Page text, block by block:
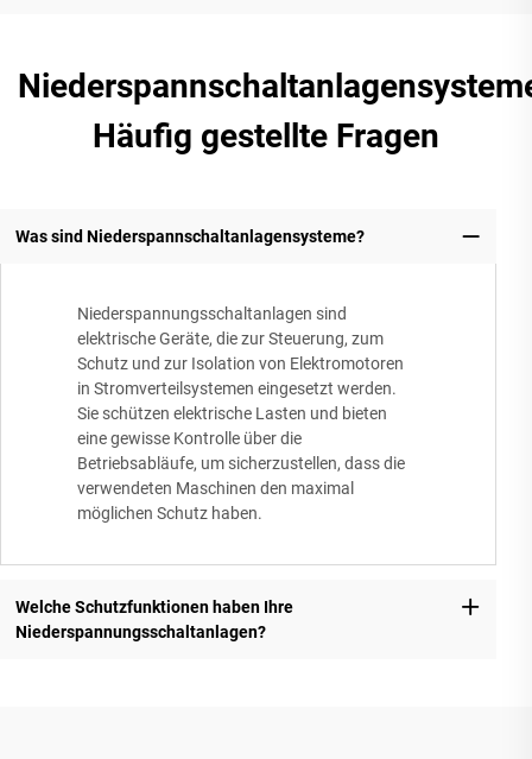
Häufig gestellte Fragen
Was sind Niederspannschaltanlagensysteme?
Niederspannungsschaltanlagen sind
elektrische Geräte, die zur Steuerung, zum
Schutz und zur Isolation von Elektromotoren
in Stromverteilsystemen eingesetzt werden.
Sie schützen elektrische Lasten und bieten
eine gewisse Kontrolle über die
Betriebsabläufe, um sicherzustellen, dass die
verwendeten Maschinen den maximal
möglichen Schutz haben.
Welche Schutzfunktionen haben Ihre
Niederspannungsschaltanlagen?